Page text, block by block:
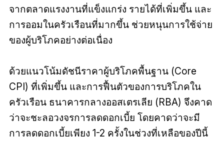
จากตลาดแรงงานที่แข็งแกร่ง รายได้ที่เพิ่มขึ้น และ
การออมในครัวเรือนที่มากขึ้น ช่วยหนุนการใช้จ่าย
ของผู้บริโภคอย่างต่อเนื่อง
ด้วยแนวโน้มดัชนีราคาผู้บริโภคพื้นฐาน (Core
CPI) ที่เพิ่มขึ้น และการฟื้นตัวของการบริโภคใน
ครัวเรือน ธนาคารกลางออสเตรเลีย (RBA) จึงคาด
ว่าจะชะลอวงจรการลดดอกเบี้ย โดยคาดว่าจะมี
การลดดอกเบี้ยเพียง 1-2 ครั้งในช่วงที่เหลือของปีนี้